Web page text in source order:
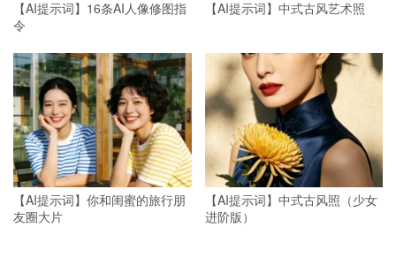
【AI提示词】16条AI人像修图指
令
【AI提示词】中式古风艺术照
【AI提示词】你和闺蜜的旅行朋
友圈大片
【AI提示词】中式古风照（少女
进阶版）